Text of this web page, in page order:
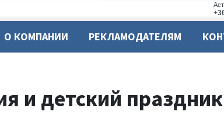
О КОМПАНИИ РЕКЛАМОДАТЕЛЯМ
и детский